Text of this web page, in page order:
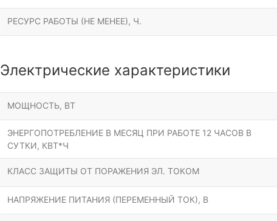
РЕСУРС РАБОТЫ (НЕ МЕНЕЕ), Ч.
Электрические характеристики
МОЩНОСТЬ, ВТ
ЭНЕРГОПОТРЕБЛЕНИЕ В МЕСЯЦ ПРИ РАБОТЕ 12 ЧАСОВ В
СУТКИ, КВТ*Ч
КЛАСС ЗАЩИТЫ ОТ ПОРАЖЕНИЯ ЭЛ. ТОКОМ
НАПРЯЖЕНИЕ ПИТАНИЯ (ПЕРЕМЕННЫЙ ТОК), В